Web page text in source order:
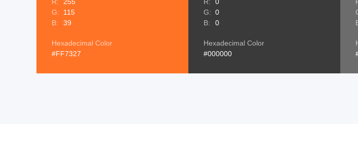
G:
115
B:
39
Hexadecimal Color
#FF7327
G: 0
B:
0
Hexadecimal Color
#000000